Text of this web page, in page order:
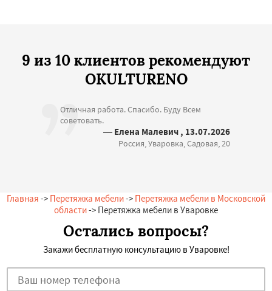
9 из 10 клиентов рекомендуют
OKULTURENO
Отличная работа. Спасибо. Буду Всем
советовать.
— Елена Малевич , 13.07.2026
Россия, Уваровка, Садовая, 20
Главная -> Перетяжка мебели-> Перетяжка мебели в Московской
области-> Перетяжка мебели в Уваровке
Остались вопросы?
Закажи бесплатную консультацию в Уваровке!